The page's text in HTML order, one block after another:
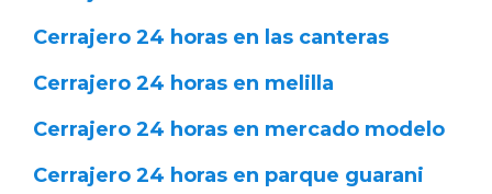
Cerrajero 24 horas en las canteras
Cerrajero 24 horas en melilla
Cerrajero 24 horas en mercado modelo
Cerrajero 24 horas en parque guarani